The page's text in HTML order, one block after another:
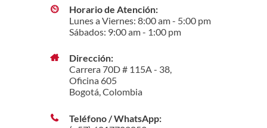
Horario de Atención:
Lunes a Viernes: 8:00 am - 5:00 pm
Sábados: 9:00 am - 1:00 pm
Dirección:
Carrera 70D # 115A - 38,
Oficina 605
Bogotá, Colombia
Teléfono / WhatsApp: